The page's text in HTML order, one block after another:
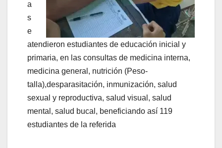
a
s
e
atendieron estudiantes de educación inicial y
primaria, en las consultas de medicina interna,
medicina general, nutrición (Peso-
talla),desparasitación, inmunización, salud
sexual y reproductiva, salud visual, salud
mental, salud bucal, beneficiando así 119
estudiantes de la referida